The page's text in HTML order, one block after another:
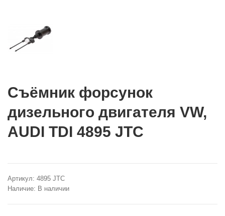
Съёмник форсунок
дизельного двигателя VW,
AUDI TDI 4895 JTC
Артикул: 4895 JTC
Наличие: В наличии